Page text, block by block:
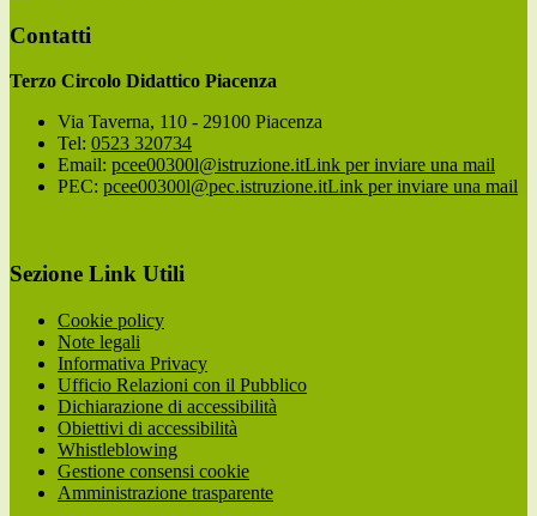
Contatti
Terzo Circolo Didattico Piacenza
Via Taverna, 110 - 29100 Piacenza
Tel: 0523 320734
Email: pcee00300l@istruzione.itLink per inviare una mail
PEC: pcee00300l@pec.istruzione.itLink per inviare una mail
Sezione Link Utili
Cookie policy
Note legali
Informativa Privacy
Ufficio Relazioni con il Pubblico
Dichiarazione di accessibilità
Obiettivi di accessibilità
Whistleblowing
Gestione consensi cookie
Amministrazione trasparente